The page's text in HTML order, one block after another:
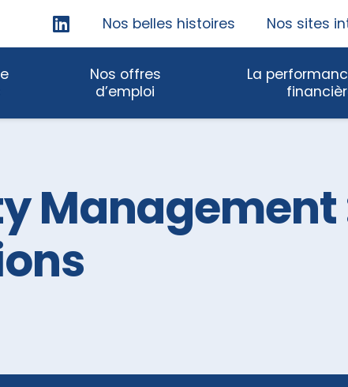
Navigation
Nos belles histoires Nos sites
administrative
Nos offres
d’emploi
La
Management